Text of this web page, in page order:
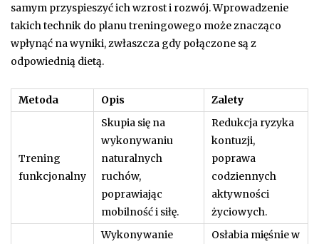
samym przyspieszyć ich wzrost i rozwój. Wprowadzenie
takich technik do planu treningowego może znacząco
wpłynąć na wyniki, zwłaszcza gdy połączone są z
odpowiednią dietą.
Metoda Opis Zalety
Trening
funkcjonalny
Skupia się na
wykonywaniu
naturalnych
ruchów,
poprawiając
mobilność i siłę.
Redukcja ryzyka
kontuzji,
poprawa
codziennych
aktywności
życiowych.
Wykonywanie
Osłabia mięśnie w